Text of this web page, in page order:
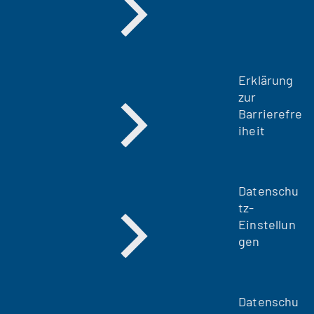
Erklärung
zur
Barrierefre
iheit
Datenschu
tz-
Einstellun
gen
Datenschu